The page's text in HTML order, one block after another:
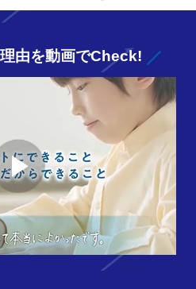
理由を動画でCheck!